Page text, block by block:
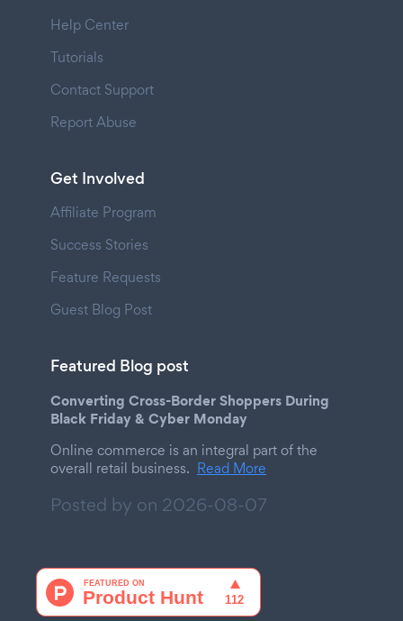
Help Center
Tutorials
Contact Support
Report Abuse
Get Involved
Affiliate Program
Success Stories
Feature Requests
Guest Blog Post
Featured Blog post
Converting Cross-Border Shoppers During
Black Friday & Cyber Monday
Online commerce is an integral part of the
overall retail business. Read More
Posted by on 2026-08-07